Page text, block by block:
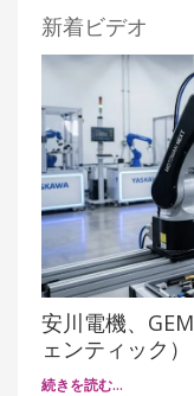
新着ビデオ
安川電機、
ェンティック
続きを読む…